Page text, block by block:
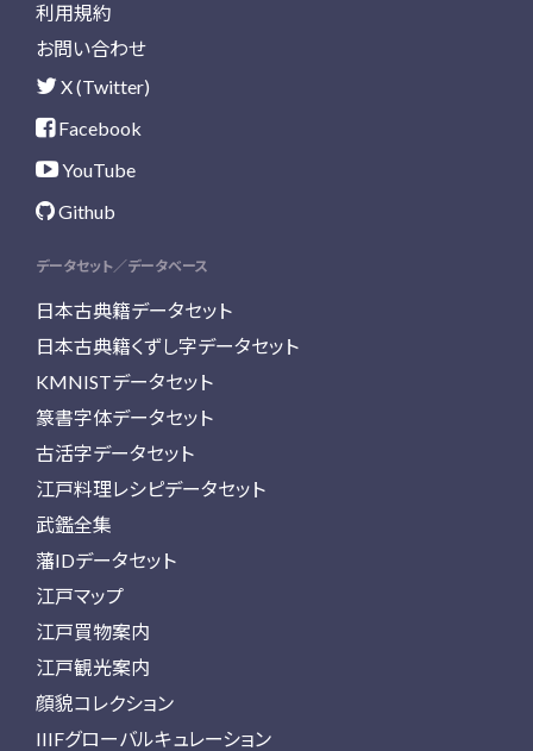
利用規約
お問い合わせ
X (Twitter)
Facebook
YouTube
Github
データセット／データベース
日本古典籍データセット
日本古典籍くずし字データセット
KMNISTデータセット
篆書字体データセット
古活字データセット
江戸料理レシピデータセット
武鑑全集
藩IDデータセット
江戸マップ
江戸買物案内
江戸観光案内
顔貌コレクション
IIIFグローバルキュレーション